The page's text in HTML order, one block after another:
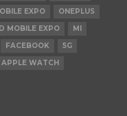
EXPO
ONEPLUS
MOBILE EXPO
MI
FACEBOOK
5G
APPLE WATCH